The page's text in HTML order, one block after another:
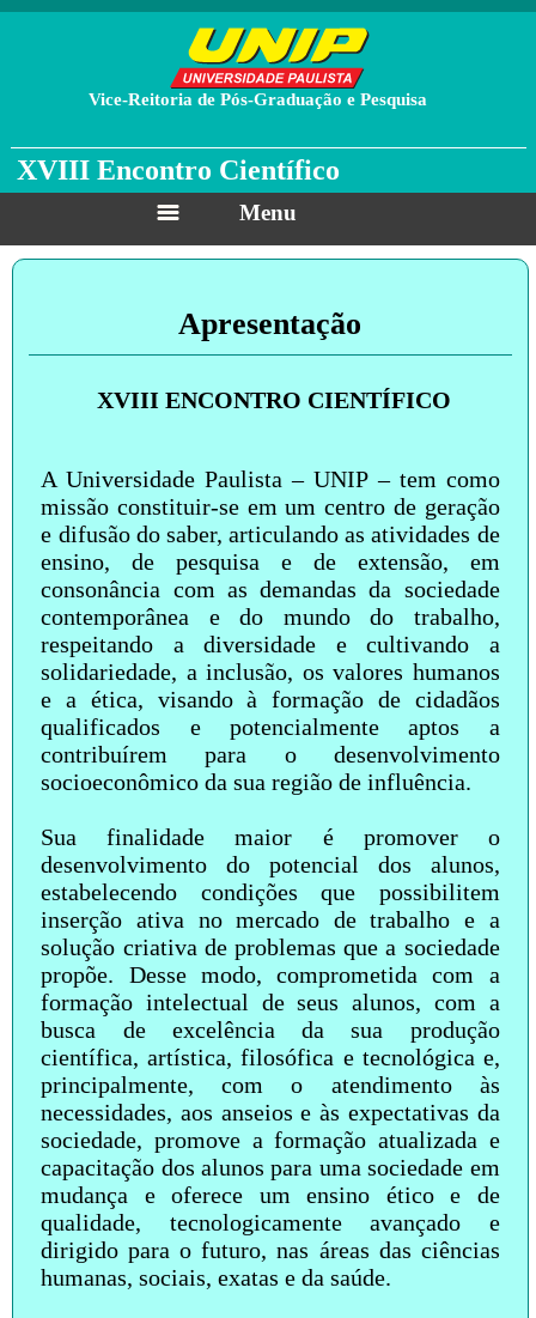
XVIII Encontro Científico
Vice-Reitoria de Pós-Graduação e Pesquisa
Menu
Apresentação
XVIII ENCONTRO CIENTÍFICO
A Universidade Paulista – UNIP – tem como
missão constituir-se em um centro de geração
e difusão do saber, articulando as atividades de
ensino, de pesquisa e de extensão, em
consonância com as demandas da sociedade
contemporânea e do mundo do trabalho,
respeitando a diversidade e cultivando a
solidariedade, a inclusão, os valores humanos
e a ética, visando à formação de cidadãos
qualificados e potencialmente aptos a
contribuírem para o desenvolvimento
socioeconômico da sua região de influência.
Sua finalidade maior é promover o
desenvolvimento do potencial dos alunos,
estabelecendo condições que possibilitem
inserção ativa no mercado de trabalho e a
solução criativa de problemas que a sociedade
propõe. Desse modo, comprometida com a
formação intelectual de seus alunos, com a
busca de excelência da sua produção
científica, artística, filosófica e tecnológica e,
principalmente, com o atendimento às
necessidades, aos anseios e às expectativas da
sociedade, promove a formação atualizada e
capacitação dos alunos para uma sociedade em
mudança e oferece um ensino ético e de
qualidade, tecnologicamente avançado e
dirigido para o futuro, nas áreas das ciências
humanas, sociais, exatas e da saúde.